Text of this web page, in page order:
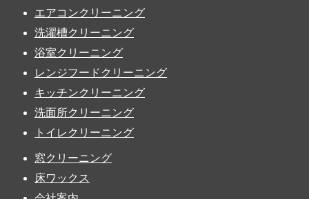
エアコンクリーニング
洗濯槽クリーニング
浴室クリーニング
レンジフードクリーニング
キッチンクリーニング
洗面所クリーニング
トイレクリーニング
窓クリーニング
床ワックス